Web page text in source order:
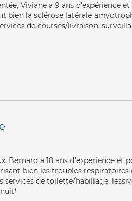
Viviane a 9 ans d'expérience
bien la sclérose latérale
de courses/livraison,
Bernard a 18 ans d'expérience et
bien les troubles respiratoires
services de toilette/habillage,